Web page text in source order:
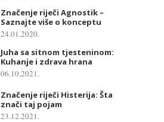
Značenje riječi Agnostik –
Saznajte više o konceptu
24.01.2020.
Juha sa sitnom tjesteninom:
Kuhanje i zdrava hrana
06.10.2021.
Značenje riječi Histerija: Šta
znači taj pojam
23.12.2021.